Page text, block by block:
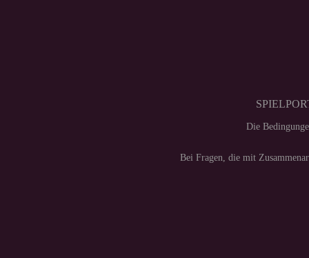
Die
Bei Fragen, die mit